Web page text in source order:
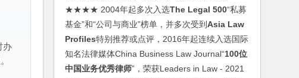
办
★★★★ 2004年起多次入选The Legal 500“私募
基金”和“公司与商业”榜单，并多次受到Asia Law
Profiles特别推荐或点评，2016年起连续入选国际
知名法律媒体China Business Law Journal“100位
中国业务优秀律师”，荣获Leaders in Law - 2021